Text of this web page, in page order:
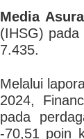
Media
(IHSG)
7.435.
Melalui
2024,
pada
-70,51 poin